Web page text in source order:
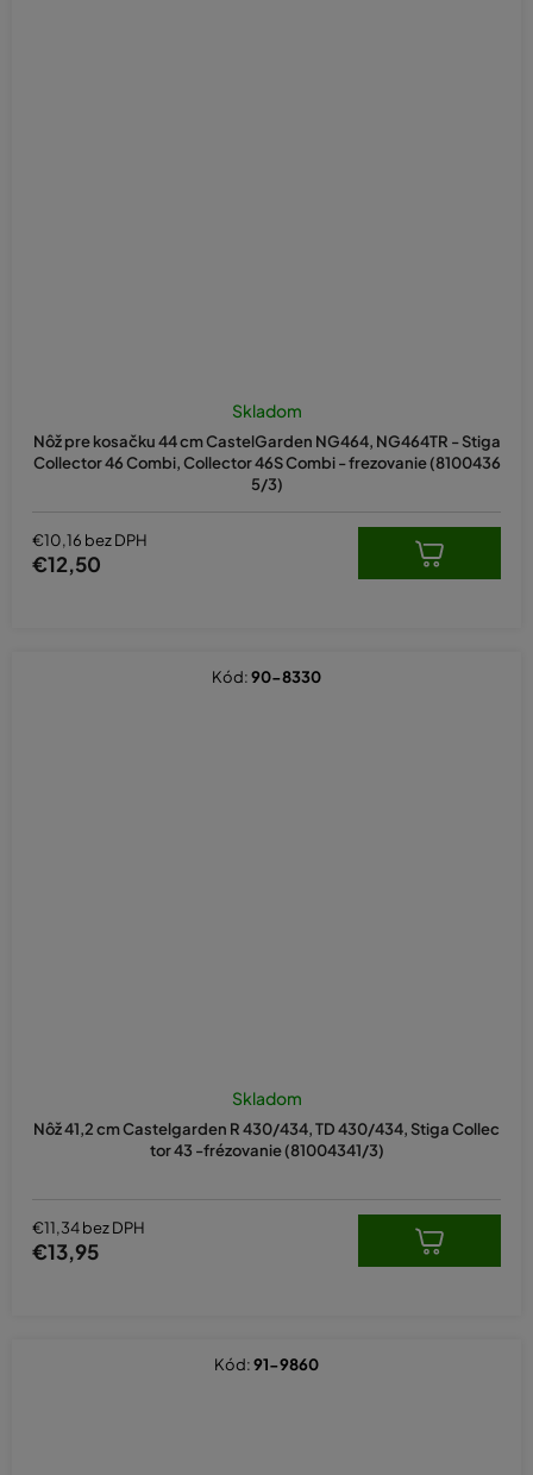
Nôž pre kosačku 44 cm CastelGarden NG464, NG464TR - Stiga
Collector 46 Combi, Collector 46S Combi - frezovanie (8100436
5/3)
Skladom
€10,16 bez DPH
€12,50
Nôž 41,2 cm Castelgarden R 430/434, TD 430/434, Stiga Collec
tor 43 -frézovanie (81004341/3)
Skladom
€11,34 bez DPH
€13,95
Kód:90-8330
Kód:91-9860